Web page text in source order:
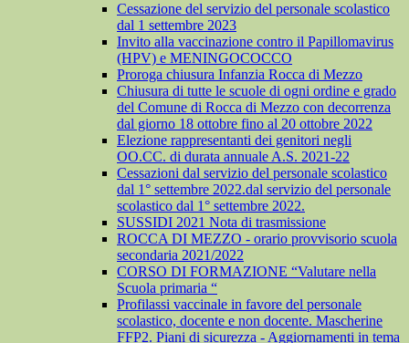
Cessazione del servizio del personale scolastico
dal 1 settembre 2023
Invito alla vaccinazione contro il Papillomavirus
(HPV) e MENINGOCOCCO
Proroga chiusura Infanzia Rocca di Mezzo
Chiusura di tutte le scuole di ogni ordine e grado
del Comune di Rocca di Mezzo con decorrenza
dal giorno 18 ottobre fino al 20 ottobre 2022
Elezione rappresentanti dei genitori negli
OO.CC. di durata annuale A.S. 2021-22
Cessazioni dal servizio del personale scolastico
dal 1° settembre 2022.dal servizio del personale
scolastico dal 1° settembre 2022.
SUSSIDI 2021 Nota di trasmissione
ROCCA DI MEZZO - orario provvisorio scuola
secondaria 2021/2022
CORSO DI FORMAZIONE “Valutare nella
Scuola primaria “
Profilassi vaccinale in favore del personale
scolastico, docente e non docente. Mascherine
FFP2. Piani di sicurezza - Aggiornamenti in tema